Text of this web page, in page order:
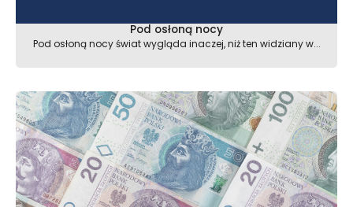
Pod osłoną nocy
Pod osłoną nocy świat wygląda inaczej, niż ten widziany w...